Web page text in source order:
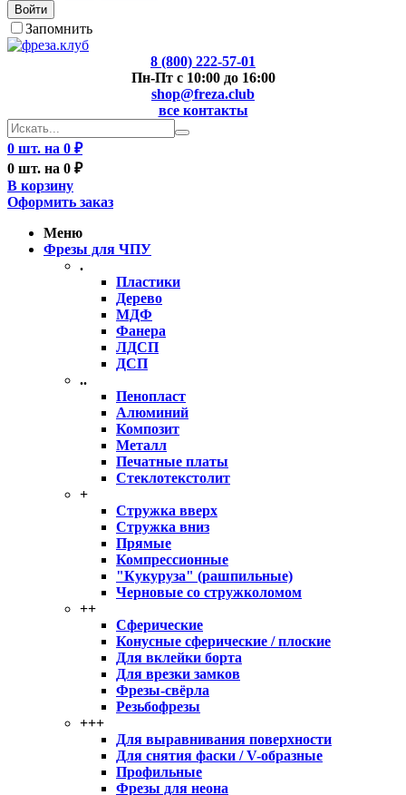
Войти
Запомнить
8 (800) 222-57-01
Пн-Пт с 10:00 до 16:00
shop@freza.club
все контакты
0 шт. на 0 ₽
0 шт. на 0 ₽
В корзину
Оформить заказ
Меню
Фрезы для ЧПУ
.
Пластики
Дерево
МДФ
Фанера
ЛДСП
ДСП
..
Пенопласт
Алюминий
Композит
Металл
Печатные платы
Стеклотекстолит
+
Стружка вверх
Стружка вниз
Прямые
Компрессионные
"Кукуруза" (рашпильные)
Черновые со стружколомом
++
Сферические
Конусные сферические / плоские
Для вклейки борта
Для врезки замков
Фрезы-свёрла
Резьбофрезы
+++
Для выравнивания поверхности
Для снятия фаски / V-образные
Профильные
Фрезы для неона